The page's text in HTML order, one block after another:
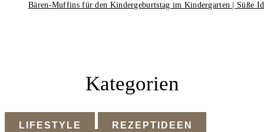
Bären-Muffins für den Kindergeburtstag im Kindergarten | Süße
Kategorien
LIFESTYLE
REZEPTIDEEN